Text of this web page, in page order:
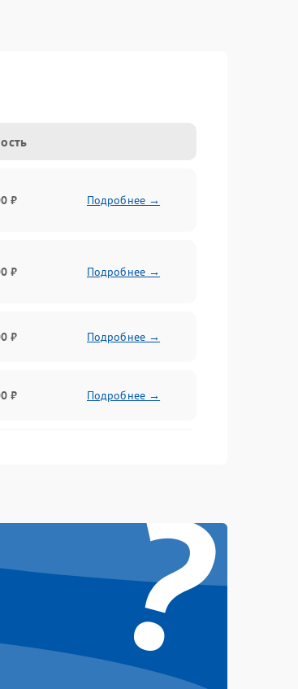
₽ Подробнее →
₽ Подробнее →
₽ Подробнее →
₽ Подробнее →
₽ Подробнее →
Подробнее →
Подробнее →
?